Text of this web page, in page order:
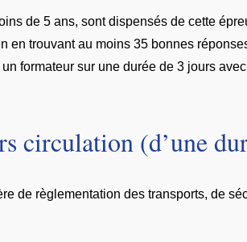
de 5 ans, sont dispensés de cette
en trouvant au moins 35 bonnes
formateur sur une durée de 3 jours
circulation (d’une
de règlementation des transports, de